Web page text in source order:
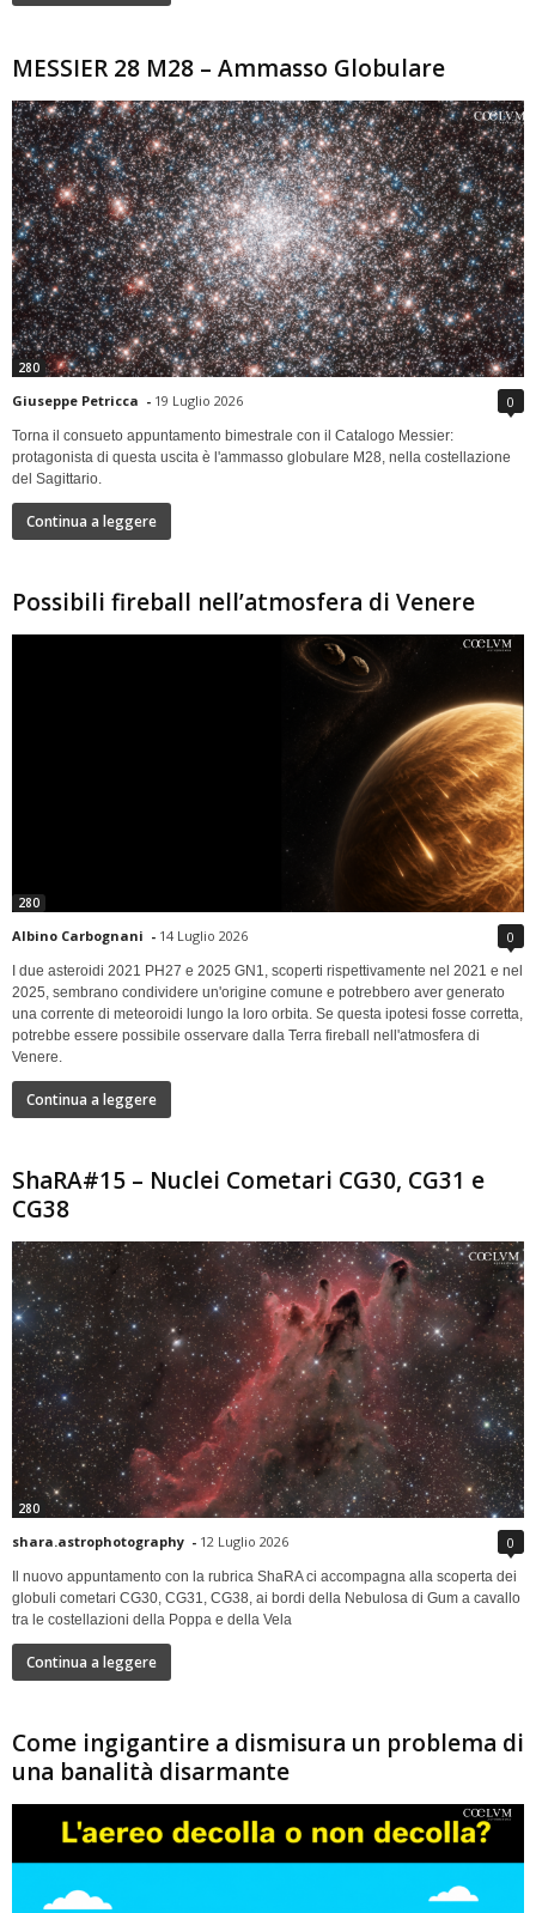
MESSIER 28 M28 – Ammasso Globulare
280
Giuseppe Petricca - 19 Luglio 2026 0
Torna il consueto appuntamento bimestrale con il Catalogo Messier:
protagonista di questa uscita è l'ammasso globulare M28, nella costellazione
del Sagittario.
Continua a leggere
Possibili fireball nell’atmosfera di Venere
280
Albino Carbognani - 14 Luglio 2026 0
I due asteroidi 2021 PH27 e 2025 GN1, scoperti rispettivamente nel 2021 e nel
2025, sembrano condividere un'origine comune e potrebbero aver generato
una corrente di meteoroidi lungo la loro orbita. Se questa ipotesi fosse corretta,
potrebbe essere possibile osservare dalla Terra fireball nell'atmosfera di
Venere.
Continua a leggere
ShaRA#15 – Nuclei Cometari CG30, CG31 e
CG38
280
shara.astrophotography - 12 Luglio 2026 0
Il nuovo appuntamento con la rubrica ShaRA ci accompagna alla scoperta dei
globuli cometari CG30, CG31, CG38, ai bordi della Nebulosa di Gum a cavallo
tra le costellazioni della Poppa e della Vela
Continua a leggere
Come ingigantire a dismisura un problema di
una banalità disarmante